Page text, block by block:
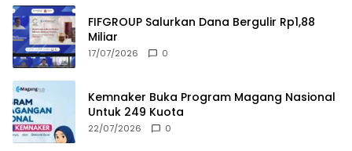
FIFGROUP Salurkan Dana Bergulir Rp1,88
Miliar
17/07/2026 0
Kemnaker Buka Program Magang Nasional
Untuk 249 Kuota
22/07/2026 0